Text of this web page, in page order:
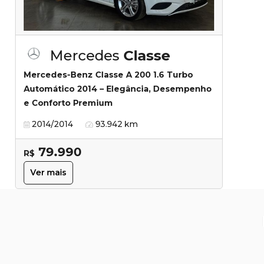
Mercedes Classe
Mercedes-Benz Classe A 200 1.6 Turbo
Automático 2014 – Elegância, Desempenho
e Conforto Premium
2014/2014 93.942 km
R$ 79.990
Ver mais